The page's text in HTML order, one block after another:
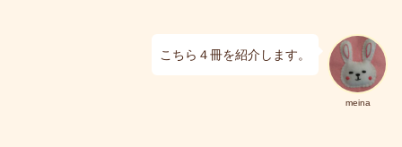
meina
こちら４冊を紹介します。